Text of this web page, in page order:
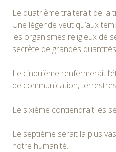
Le quatrième traiterait de la
Une légende veut qu’aux
les organismes religieux de
secrète de grandes
Le cinquième renfermerait
de communication,
Le sixième contiendrait les
Le septième serait la plus
notre humanité.